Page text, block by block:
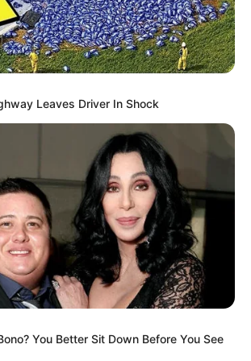
conciertos estimados para la ciudad,
extranjeros.
ocupación hotelera llegó al 100% en el
Leaves Driver In Shock
You Better Sit Down Before You See